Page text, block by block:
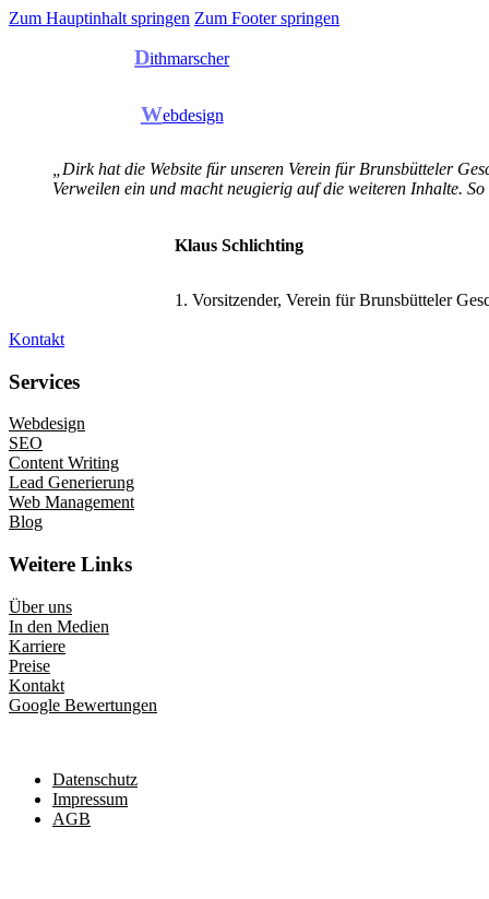
Zum Hauptinhalt springen Zum Footer springen
Dithmarscher
Webdesign
„Dirk hat die Website für unseren Verein für Brunsbütteler
Verweilen ein und macht neugierig auf die weiteren Inhalte.
Klaus Schlichting
1. Vorsitzender, Verein für Brunsbütteler
Kontakt
Services
Webdesign
SEO
Content Writing
Lead Generierung
Web Management
Blog
Weitere Links
Über uns
In den Medien
Karriere
Preise
Kontakt
Google Bewertungen
Datenschutz
Impressum
AGB